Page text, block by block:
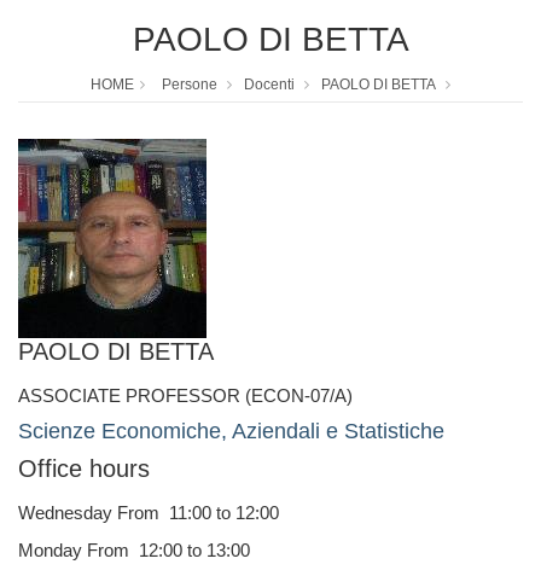
PAOLO DI BETTA
HOME Persone Docenti PAOLO DI BETTA
PAOLO DI BETTA
ASSOCIATE PROFESSOR (ECON-07/A)
Scienze Economiche, Aziendali e Statistiche
Office hours
Wednesday From 11:00 to 12:00
Monday From 12:00 to 13:00